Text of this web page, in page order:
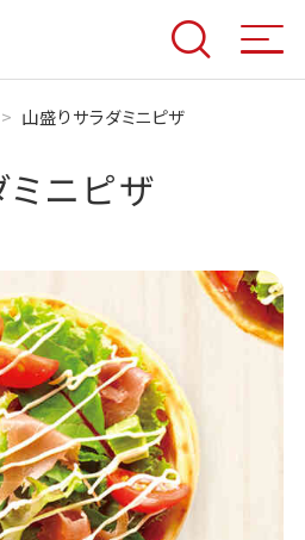
山盛りサラダミニピザ
ニピザ